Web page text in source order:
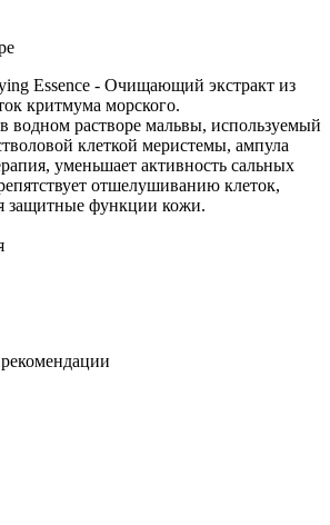
Essence - Очищающий экстракт из
критмума морского.
водном растворе мальвы, используемый
клеткой меристемы, ампула
уменьшает активность сальных
отшелушиванию клеток,
защитные функции кожи.